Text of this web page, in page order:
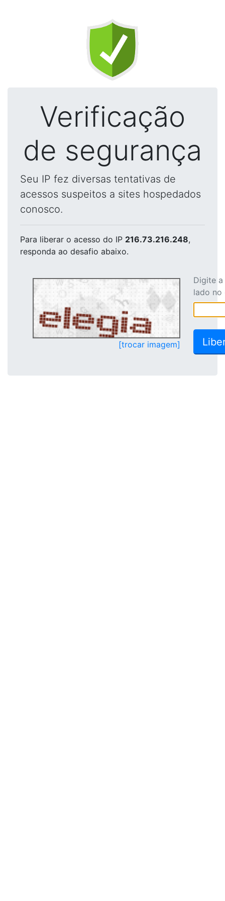
Verificação
de segurança
Seu IP fez diversas tentativas de
acessos suspeitos a sites hospedados
conosco.
Para liberar o acesso do IP 216.73.216.248,
responda ao desafio abaixo.
[trocar imagem]
Digite
lado no